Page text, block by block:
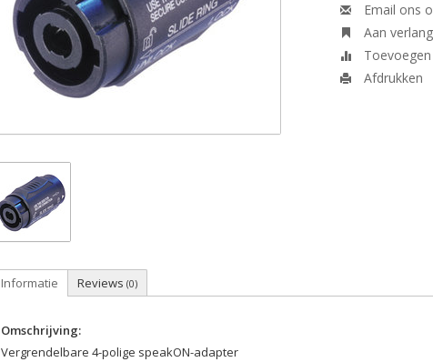
Email ons
Aan
Afdrukken
Informatie Reviews (0)
Omschrijving:
Vergrendelbare 4-polige speakON-adapter